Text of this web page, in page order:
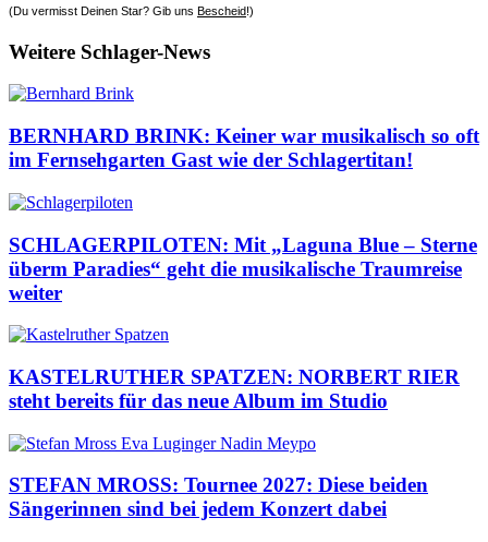
(Du vermisst Deinen Star? Gib uns Bescheid!)
Weitere Schlager-News
BERNHARD BRINK: Keiner war musikalisch so oft
im Fernsehgarten Gast wie der Schlagertitan!
SCHLAGERPILOTEN: Mit „Laguna Blue – Sterne
überm Paradies“ geht die musikalische Traumreise
weiter
KASTELRUTHER SPATZEN: NORBERT RIER
steht bereits für das neue Album im Studio
STEFAN MROSS: Tournee 2027: Diese beiden
Sängerinnen sind bei jedem Konzert dabei